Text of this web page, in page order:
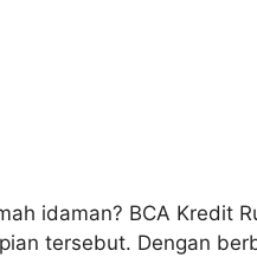
idaman? BCA Kredit
tersebut. Dengan